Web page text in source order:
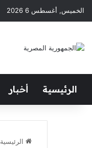
الخميس, أغسطس 6 2026
الرئيسية أخبار
الرئيسية